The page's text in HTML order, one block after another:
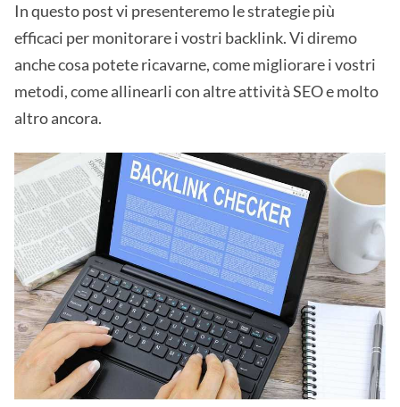
In questo post vi presenteremo le strategie più
efficaci per monitorare i vostri backlink. Vi diremo
anche cosa potete ricavarne, come migliorare i vostri
metodi, come allinearli con altre attività SEO e molto
altro ancora.